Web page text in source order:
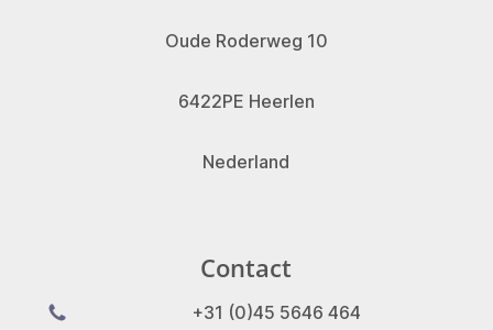
Oude Roderweg 10
6422PE Heerlen
Nederland
Contact
+31 (0)45 5646 464